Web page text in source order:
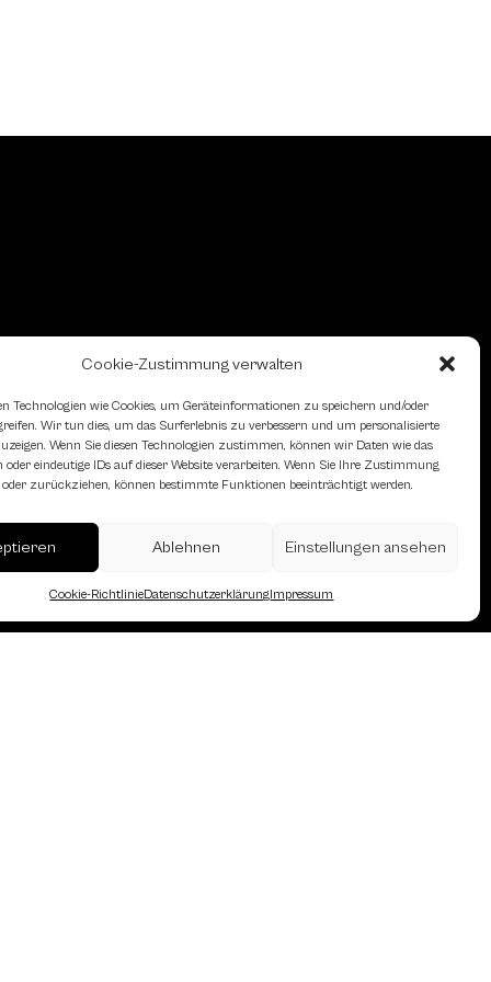
Cookie-Zustimmung verwalten
Technologien wie Cookies, um Geräteinformationen zu speichern und/oder
Wir tun dies, um das Surferlebnis zu verbessern und um personalisierte
Wenn Sie diesen Technologien zustimmen, können wir Daten wie das
oder eindeutige IDs auf dieser Website verarbeiten. Wenn Sie Ihre Zustimmung
zurückziehen, können bestimmte Funktionen beeinträchtigt werden.
Ablehnen Einstellungen ansehen
Cookie-RichtlinieDatenschutzerklärungImpressum
des Österreichischen